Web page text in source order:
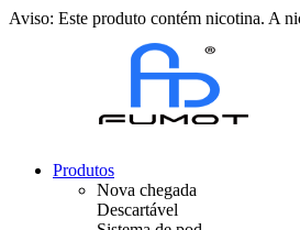
Aviso: Este produto contém nicotina. A
Produtos
Nova chegada
Descartável